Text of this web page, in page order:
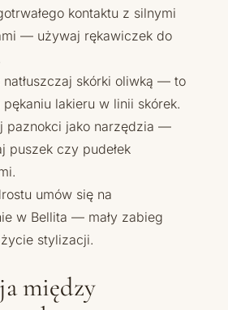
kontaktu z silnymi
— używaj rękawiczek do
natłuszczaj skórki oliwką — to
lakieru w linii skórek.
paznokci jako narzędzia —
puszek czy pudełek
umów się na
w Bellita — mały zabieg
stylizacji.
między